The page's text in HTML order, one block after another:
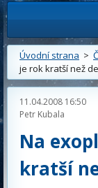
Úvodní strana >
je rok kratší než
11.04.2008 16:50
Petr Kubala
Na
kratší